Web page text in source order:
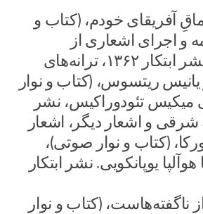
آفریقای خودم، (کتاب و
و اجرای اشعاری از
لنگستون هیوز، نشر ابتکار ۱۳۶۲، ترانه‌های
یانیس ریتسوس، (کتاب و نوار
تئودوراکیس، نشر
۱۳۶۰ ترانهٔ شرقی و اشعار دیگر، اشعار
(کتاب و نوار صوتی)،
یوپانکویی. نشر ابتکار
(کتاب و نوار